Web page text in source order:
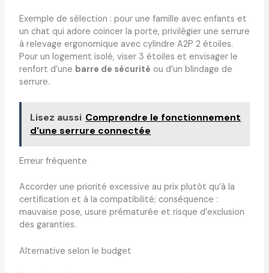
Exemple de sélection : pour une famille avec enfants et
un chat qui adore coincer la porte, privilégier une serrure
à relevage ergonomique avec cylindre A2P 2 étoiles.
Pour un logement isolé, viser 3 étoiles et envisager le
renfort d’une barre de sécurité ou d’un blindage de
serrure.
Lisez aussi Comprendre le fonctionnement
d'une serrure connectée
Erreur fréquente
Accorder une priorité excessive au prix plutôt qu’à la
certification et à la compatibilité; conséquence :
mauvaise pose, usure prématurée et risque d’exclusion
des garanties.
Alternative selon le budget